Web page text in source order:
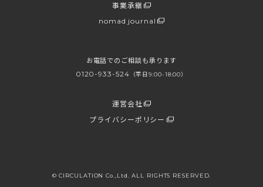
事業承継
nomad journal
お電話でのご相談も承ります
0120-933-524 （平日9:00-18:00）
運営会社
プライバシーポリシー
© CIRCULATION Co.,Ltd. ALL RIGHTS RESERVED.